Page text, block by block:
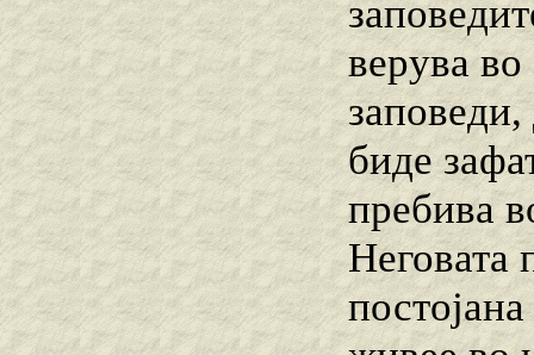
верува
биде
пребива
Неговата